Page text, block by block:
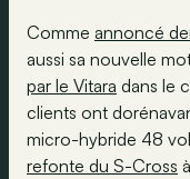
Comme annoncé
aussi sa nouvelle
par le Vitara dans le
clients ont
micro-hybride 48
refonte du S-Cross